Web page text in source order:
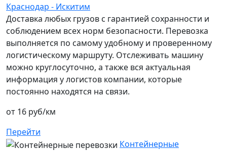
Краснодар - Искитим
Доставка любых грузов с гарантией сохранности и
соблюдением всех норм безопасности. Перевозка
выполняется по самому удобному и проверенному
логистическому маршруту. Отслеживать машину
можно круглосуточно, а также вся актуальная
информация у логистов компании, которые
постоянно находятся на связи.
от 16 руб/км
Перейти
Контейнерные